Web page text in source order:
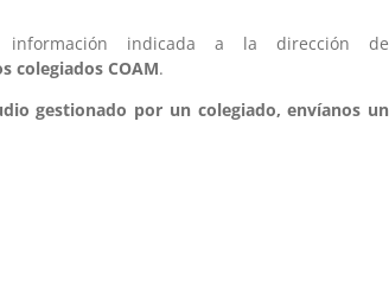
información indicada a la dirección de
colegiados COAM.
gestionado por un colegiado, envíanos un